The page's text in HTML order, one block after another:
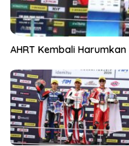
AHRT Kembali